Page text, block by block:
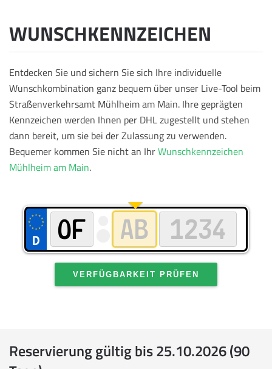
WUNSCHKENNZEICHEN
Entdecken Sie und sichern Sie sich Ihre individuelle
Wunschkombination ganz bequem über unser Live-Tool beim
Straßenverkehrsamt Mühlheim am Main. Ihre geprägten
Kennzeichen werden Ihnen per DHL zugestellt und stehen
dann bereit, um sie bei der Zulassung zu verwenden.
Bequemer kommen Sie nicht an IhrWunschkennzeichen
Mühlheim am Main.
VERFÜGBARKEIT PRÜFEN
Reservierung gültig bis 25.10.2026 (90